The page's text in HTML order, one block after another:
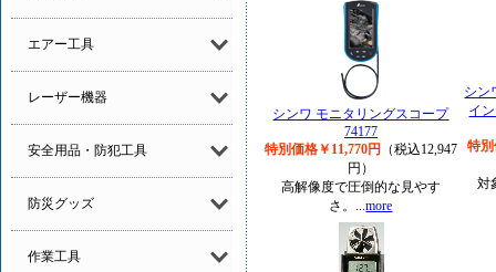
エアー工具
レーザー機器
安全用品・防犯工具
防災グッズ
作業工具
シンワ モニタリングスコープ
74177
特別価格￥11,770円
（税込12,947
円）
高解像度で圧倒的な見やす
さ。...more
シン
イ
特別
対